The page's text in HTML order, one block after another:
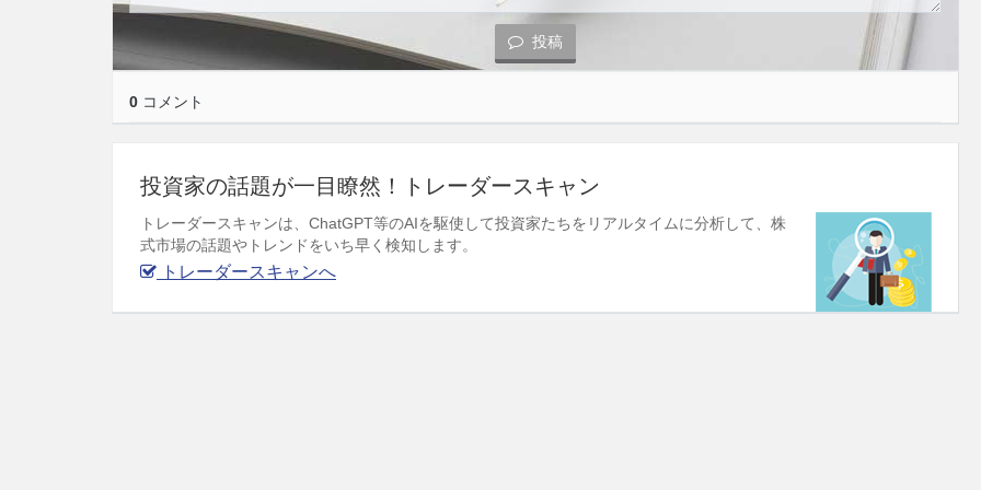
投稿
0 コメント
投資家の話題が一目瞭然！トレーダースキャン
トレーダースキャンは、ChatGPT等のAIを駆使して投資家たちをリアルタイムに分析して、株
式市場の話題やトレンドをいち早く検知します。
トレーダースキャンへ